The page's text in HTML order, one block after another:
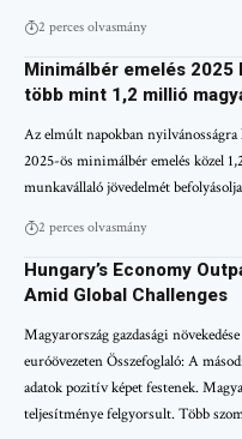
2 perces olvasmány
Minimálbér emelés 2025
több mint 1,2 millió
Az elmúlt napokban
2025-ös minimálbér emelés közel
munkavállaló jövedelmét
2 perces olvasmány
Hungary’s Economy
Amid Global Challenges
Magyarország gazdasági
euróövezeten Összefoglaló: A
adatok pozitív képet festenek.
teljesítménye felgyorsult. Több